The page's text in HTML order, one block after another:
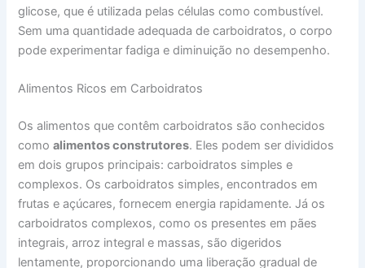
glicose, que é utilizada pelas células como combustível.
Sem uma quantidade adequada de carboidratos, o corpo
pode experimentar fadiga e diminuição no desempenho.
Alimentos Ricos em Carboidratos
Os alimentos que contêm carboidratos são conhecidos
comoalimentos construtores. Eles podem ser divididos
em dois grupos principais: carboidratos simples e
complexos. Os carboidratos simples, encontrados em
frutas e açúcares, fornecem energia rapidamente. Já os
carboidratos complexos, como os presentes em pães
integrais, arroz integral e massas, são digeridos
lentamente, proporcionando uma liberação gradual de